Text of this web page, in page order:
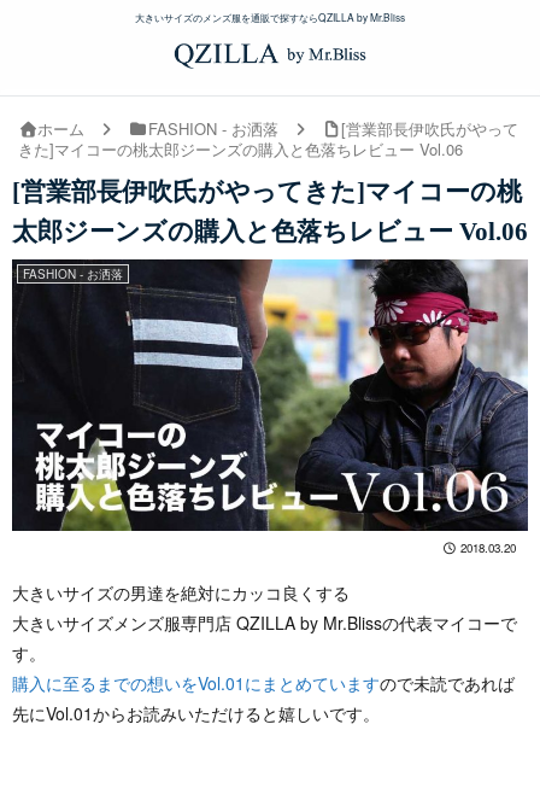
大きいサイズのメンズ服を通販で探すならQZILLA by Mr.Bliss
ホーム FASHION - お洒落
[営業部長伊吹氏がやって
きた]マイコーの桃太郎ジーンズの購入と色落ちレビュー Vol.06
[営業部長伊吹氏がやってきた]マイコーの桃
太郎ジーンズの購入と色落ちレビュー Vol.06
FASHION - お洒落
2018.03.20
大きいサイズの男達を絶対にカッコ良くする
大きいサイズメンズ服専門店 QZILLA by Mr.Blissの代表マイコーで
す。
購入に至るまでの想いをVol.01にまとめていますので未読であれば
先にVol.01からお読みいただけると嬉しいです。